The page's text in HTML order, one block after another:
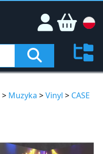
> Muzyka >Vinyl > CASE